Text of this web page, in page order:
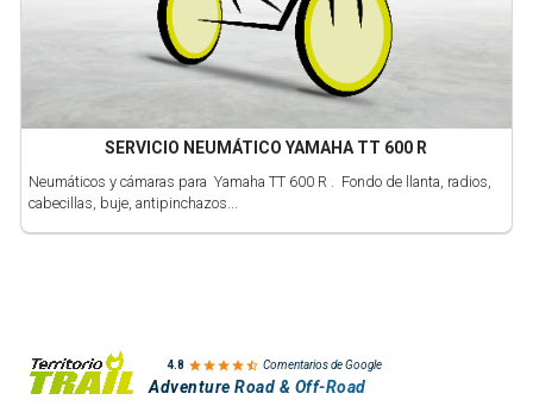
SERVICIO NEUMÁTICO YAMAHA TT 600 R
Neumáticos y cámaras para Yamaha TT 600 R . Fondo de llanta, radios,
cabecillas, buje, antipinchazos...
4.8  Comentarios de Google
Adventure Road & Off-Road